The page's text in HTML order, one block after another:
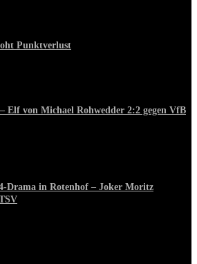
Punktverlust
von Michael Rohwedder 2:2 gegen VfB
Drama in Rotenhof – Joker Moritz